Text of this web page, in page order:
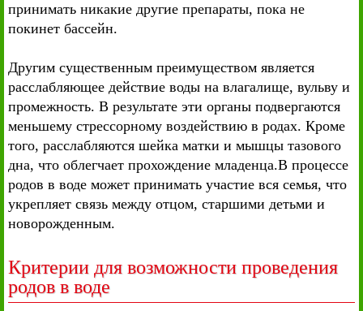
принимать никакие другие препараты, пока не
покинет бассейн.
Другим существенным преимуществом является
расслабляющее действие воды на влагалище, вульву и
промежность. В результате эти органы подвергаются
меньшему стрессорному воздействию в родах. Кроме
того, расслабляются шейка матки и мышцы тазового
дна, что облегчает прохождение младенца.В процессе
родов в воде может принимать участие вся семья, что
укрепляет связь между отцом, старшими детьми и
новорожденным.
Критерии для возможности проведения
родов в воде